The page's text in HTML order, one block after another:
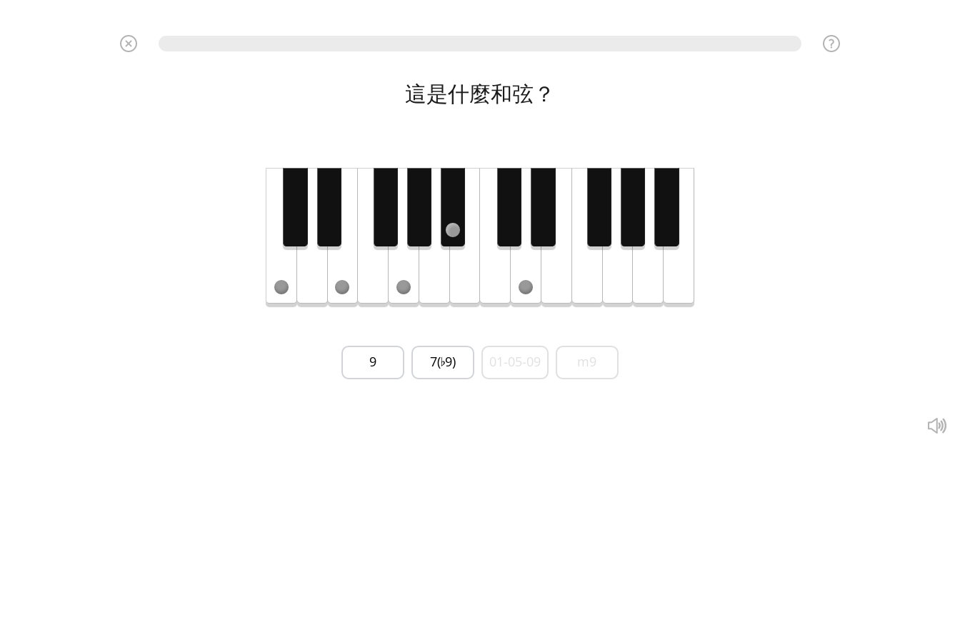
這是什麼和弦？
9 7(♭9) 01-05-09 m9